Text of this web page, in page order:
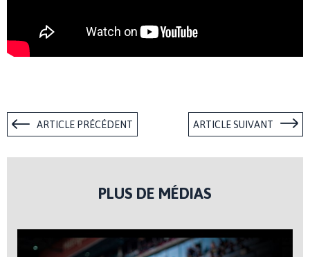
ARTICLE PRÉCÉDENT ARTICLE SUIVANT
PLUS DE MÉDIAS